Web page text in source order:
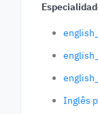
Inglês